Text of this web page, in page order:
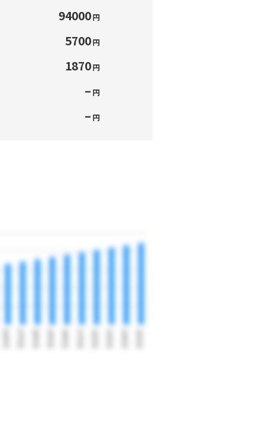
94000円
5700円
1870円
– 円
– 円